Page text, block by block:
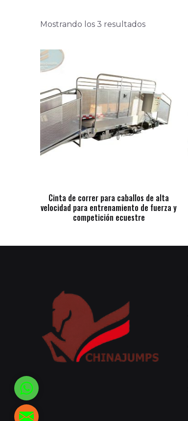
Mostrando los 3 resultados
Cinta de correr para caballos de alta
velocidad para entrenamiento de fuerza y
competición ecuestre
WhatsApp
reed@chinajumps.com